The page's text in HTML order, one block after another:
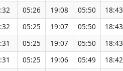
05:26 19:08 05:50 18:43
05:25 19:07 05:50 18:43
05:25 19:07 05:50 18:43
05:25 19:06 05:49 18:42